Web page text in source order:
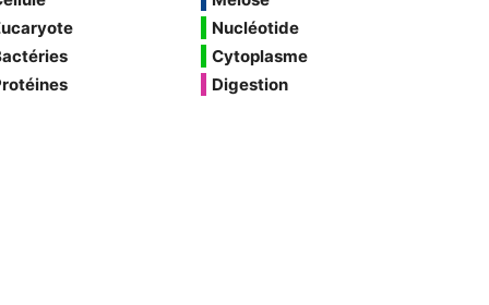
Nucléotide
Cytoplasme
Digestion